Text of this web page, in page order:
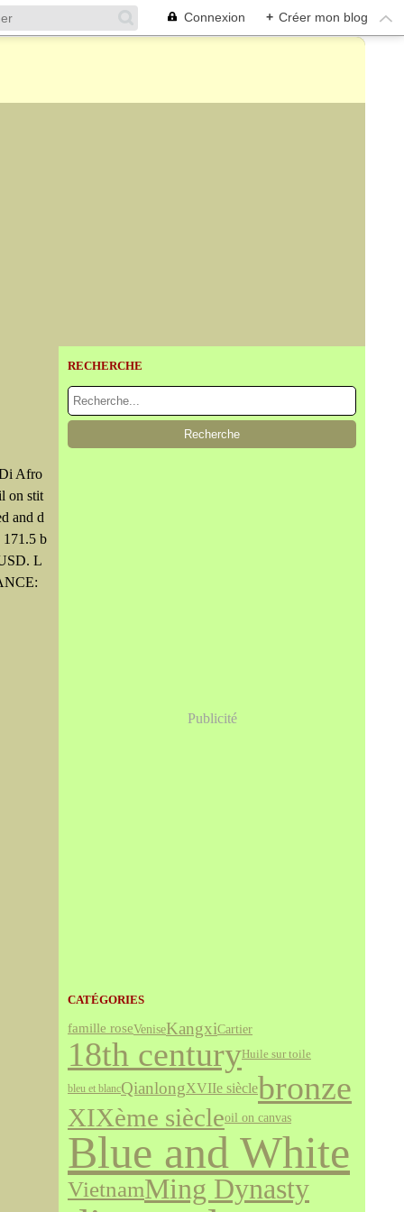
Connexion + Créer mon blog
Afro
on stit
and d
171.5 b
L
RECHERCHE
Publicité
CATÉGORIES
famille roseVeniseKangxiCartier
18th centuryHuile sur toile
bleu et blancQianlongXVIIe sièclebronze
XIXème siècleoil on canvas
Blue and White
VietnamMing Dynasty